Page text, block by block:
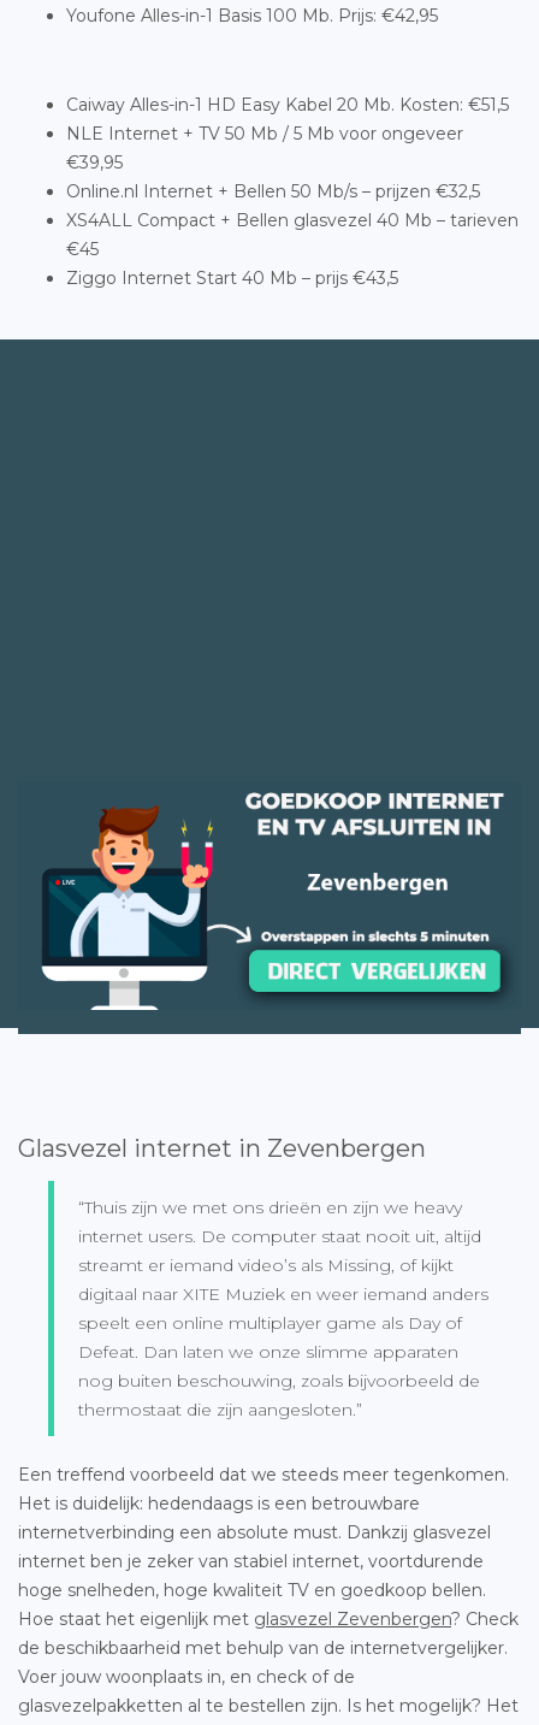
Youfone Alles-in-1 Basis 100 Mb. Prijs: €42,95
Caiway Alles-in-1 HD Easy Kabel 20 Mb. Kosten: €51,5
NLE Internet + TV 50 Mb / 5 Mb voor ongeveer
€39,95
Online.nl Internet + Bellen 50 Mb/s – prijzen €32,5
XS4ALL Compact + Bellen glasvezel 40 Mb – tarieven
€45
Ziggo Internet Start 40 Mb – prijs €43,5
Glasvezel internet in Zevenbergen
“Thuis zijn we met ons drieën en zijn we heavy
internet users. De computer staat nooit uit, altijd
streamt er iemand video’s als Missing, of kijkt
digitaal naar XITE Muziek en weer iemand anders
speelt een online multiplayer game als Day of
Defeat. Dan laten we onze slimme apparaten
nog buiten beschouwing, zoals bijvoorbeeld de
thermostaat die zijn aangesloten.”
Een treffend voorbeeld dat we steeds meer tegenkomen.
Het is duidelijk: hedendaags is een betrouwbare
internetverbinding een absolute must. Dankzij glasvezel
internet ben je zeker van stabiel internet, voortdurende
hoge snelheden, hoge kwaliteit TV en goedkoop bellen.
Hoe staat het eigenlijk met glasvezel Zevenbergen? Check
de beschikbaarheid met behulp van de internetvergelijker.
Voer jouw woonplaats in, en check of de
glasvezelpakketten al te bestellen zijn. Is het mogelijk? Het